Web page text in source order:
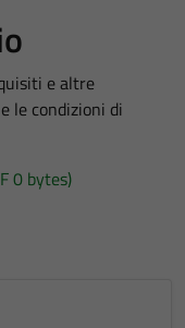
e altre
le condizioni di
0 bytes)